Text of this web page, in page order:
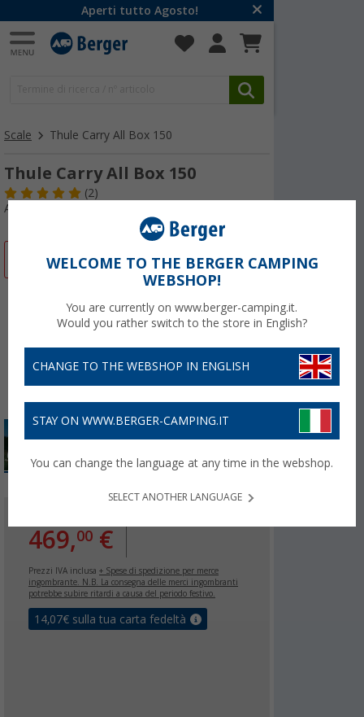
Aperti tutto Agosto!
Scale Thule Carry All Box 150
Thule Carry All Box 150
(2)
Articolo n: 156490
-21%
469,00 €
Prezzi IVA inclusa + Spese di spedizione per merce
ingombrante. N.B. La consegna delle merci ingombranti
potrebbe subire ritardi a causa del periodo festivo.
14,07€ sulla tua carta fedeltà
WELCOME TO THE BERGER CAMPING
WEBSHOP!
You are currently on www.berger-camping.it.
Would you rather switch to the store in English?
CHANGE TO THE WEBSHOP IN ENGLISH
STAY ON WWW.BERGER-CAMPING.IT
You can change the language at any time in the webshop.
SELECT ANOTHER LANGUAGE